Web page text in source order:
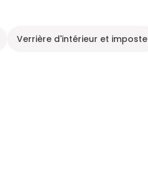
Verrière d'intérieur et imposte